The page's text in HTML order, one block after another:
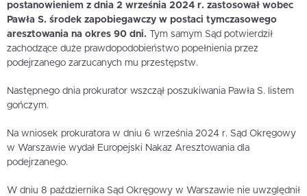
postanowieniem z dnia 2 września 2024 r. zastosował wobec
Pawła S. środek zapobiegawczy w postaci tymczasowego
aresztowania na okres 90 dni. Tym samym Sąd potwierdził
zachodzące duże prawdopodobieństwo popełnienia przez
podejrzanego zarzucanych mu przestępstw.
Następnego dnia prokurator wszczął poszukiwania Pawła S. listem
gończym.
Na wniosek prokuratora w dniu 6 września 2024 r. Sąd Okręgowy
w Warszawie wydał Europejski Nakaz Aresztowania dla
podejrzanego.
W dniu 8 października Sąd Okręgowy w Warszawie nie uwzględnił